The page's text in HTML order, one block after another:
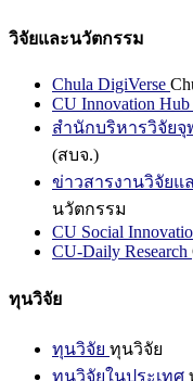
วิจัยและนวัตกรรม
Chula DigiVerse
CU Innovation Hub
สำนักบริหารวิจัยจุ
(สบจ.)
ข่าวสารงานวิจัยแ
นวัตกรรม
CU Social
CU-Daily Research
ทุนวิจัย
ทุนวิจัย ทุนวิจัย
ทุนวิจัยในประเทศ